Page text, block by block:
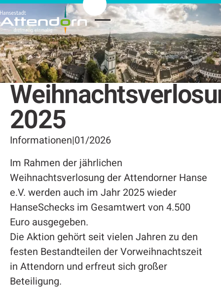
2025
Informationen|01/2026
Im Rahmen der jährlichen
Weihnachtsverlosung der Attendorner Hanse
e.V. werden auch im Jahr 2025 wieder
HanseSchecks im Gesamtwert von 4.500
Euro ausgegeben.
Die Aktion gehört seit vielen Jahren zu den
festen Bestandteilen der Vorweihnachtszeit
in Attendorn und erfreut sich großer
Beteiligung.